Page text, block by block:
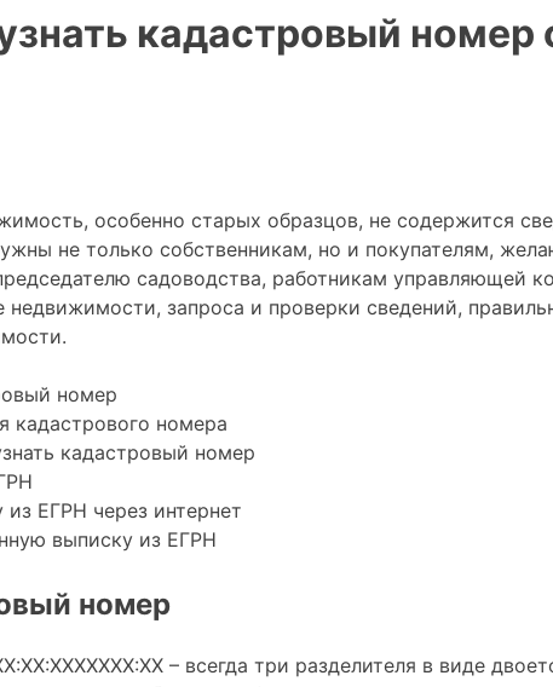
кадастровый
особенно старых образцов, не содержится
не только собственникам, но и покупателям,
садоводства, работникам управляющей
запроса и проверки сведений,
номер
кадастрового номера
кадастровый номер
из ЕГРН через интернет
выписку из ЕГРН
номер
– всегда три разделителя в виде